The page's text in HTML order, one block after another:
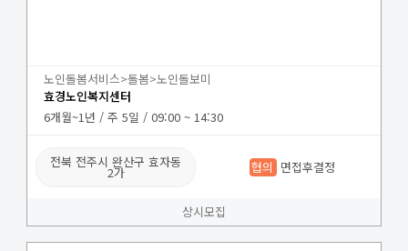
노인돌봄서비스>돌봄>노인돌보미
효경노인복지센터
6개월~1년 / 주 5일 / 09:00 ~ 14:30
전북 전주시 완산구 효자동
2가 협의 면접후결정
상시모집